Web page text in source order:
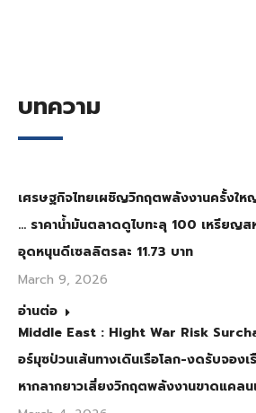
บทความ
เศรษฐกิจไทยเผชิญวิกฤตพลังงานครั้งใ
… ราคาน้ำมันตลาดดูไบทะลุ 100 เหรียญ
อุดหนุนดีเซลลิตรละ 11.73 บาท
March 9, 2026
อ่านต่อ
Middle East : Hight War Risk
อร์มุซป่วนเส้นทางเดินเรือโลก-งดรับจอง
หากลากยาวเสี่ยงวิกฤตพลังงานขาดแคลน